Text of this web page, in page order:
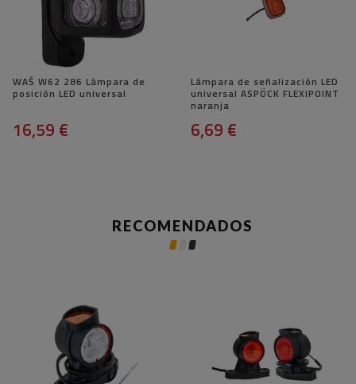
WAŚ W62 286 Lámpara de
posición LED universal
16,59 €
Lámpara de señalización LED
universal ASPÖCK FLEXIPOINT
naranja
6,69 €
RECOMENDADOS